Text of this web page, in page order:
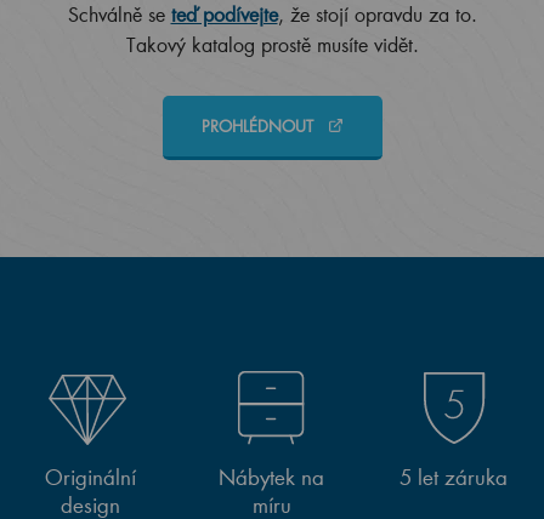
Schválně se teď podívejte, že stojí opravdu za to.
Takový katalog prostě musíte vidět.
PROHLÉDNOUT
Originální
design
Nábytek na
míru
5 let záruka